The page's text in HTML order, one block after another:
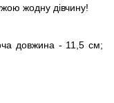
жодну дівчину!
довжина - 11,5 см;